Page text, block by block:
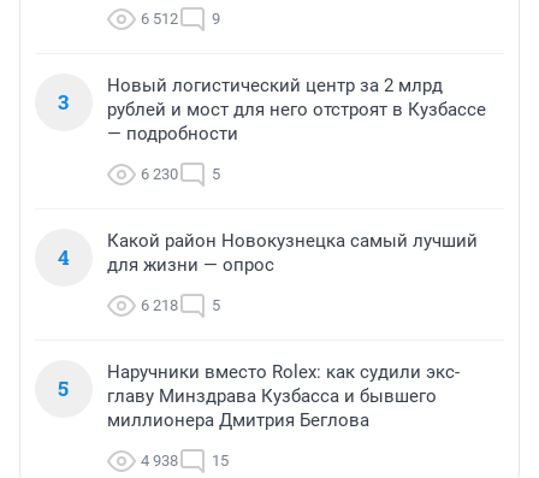
6 512 9
3
Новый логистический центр за 2 млрд
рублей и мост для него отстроят в Кузбассе
— подробности
6 230 5
4
Какой район Новокузнецка самый лучший
для жизни — опрос
6 218 5
5
Наручники вместо Rolex: как судили экс-
главу Минздрава Кузбасса и бывшего
миллионера Дмитрия Беглова
4 938 15